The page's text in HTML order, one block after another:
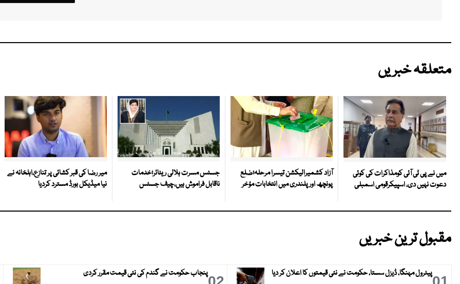
متعلقہ خبریں
میں نے پی ٹی آئی کومذاکرات کی کوئی
دعوت نہیں دی، اسپیکرقومی اسمبلی
آزاد کشمیرالیکشن تیسرا مرحلہ؛ضلع
پونچھ اور پلندری میں انتخابات مؤخر
جسٹس مسرت ہلالی ریٹائر؛خدمات
ناقابل فراموش ہیں،چیف جسٹس
میر رضا کی قبر کشائی پر تنازع،اہلخانہ نے
نیا میڈیکل بورڈ مسترد کردیا
مقبول ترین خبریں
پیٹرول مہنگا، ڈیزل سستا، حکومت نے نئی قیمتوں کا اعلان کر دیا پنجاب حکومت نے گندم کی نئی قیمت مقرر کردی